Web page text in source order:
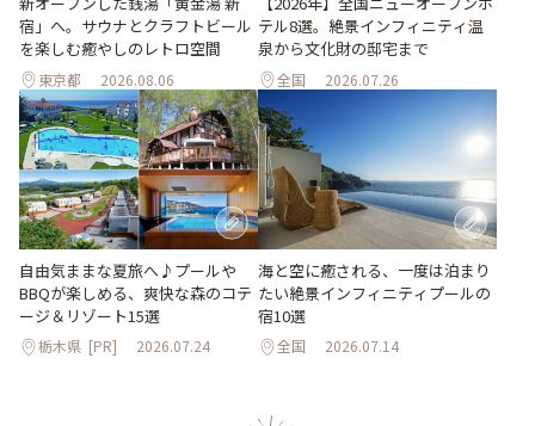
宿」へ。サウナとクラフトビール
を楽しむ癒やしのレトロ空間
東京都 2026.08.06
テル8選。絶景インフィニティ温
泉から文化財の邸宅まで
全国 2026.07.26
自由気ままな夏旅へ♪プールや
BBQが楽しめる、爽快な森のコテ
ージ＆リゾート15選
栃木県 [PR] 2026.07.24
海と空に癒される、一度は泊まり
たい絶景インフィニティプールの
宿10選
全国 2026.07.14